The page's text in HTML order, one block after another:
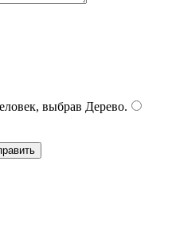
выбрав Дерево.